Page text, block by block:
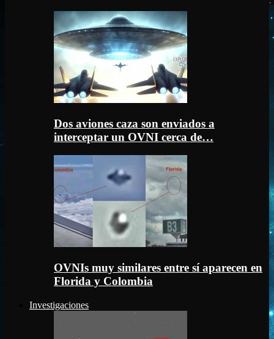
Dos aviones caza son enviados a
interceptar un OVNI cerca de…
OVNIs muy similares entre sí aparecen en
Florida y Colombia
Investigaciones